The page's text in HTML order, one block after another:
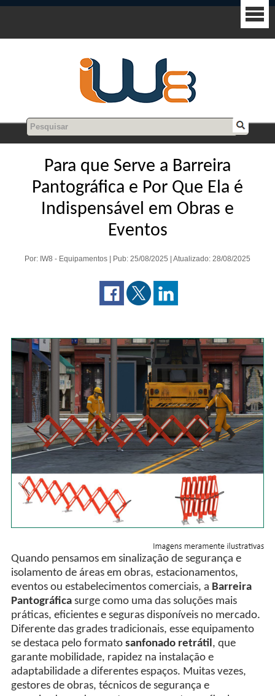
Para que Serve a Barreira
Pantográfica e Por Que Ela é
Indispensável em Obras e
Eventos
Por: IW8 - Equipamentos | Pub: 25/08/2025 | Atualizado: 28/08/2025
Quando pensamos em sinalização de segurança e
isolamento de áreas em obras, estacionamentos,
eventos ou estabelecimentos comerciais, a Barreira
Pantográficasurge como uma das soluções mais
práticas, eficientes e seguras disponíveis no mercado.
Diferente das grades tradicionais, esse equipamento
se destaca pelo formato sanfonado retrátil , que
garante mobilidade, rapidez na instalação e
adaptabilidade a diferentes espaços. Muitas vezes,
gestores de obras, técnicos de segurança e